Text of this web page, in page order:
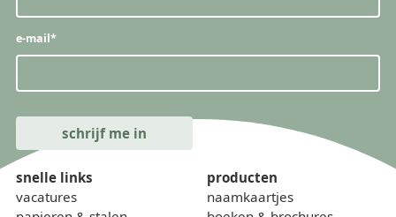
e-mail*
snelle links
vacatures
producten
naamkaartjes